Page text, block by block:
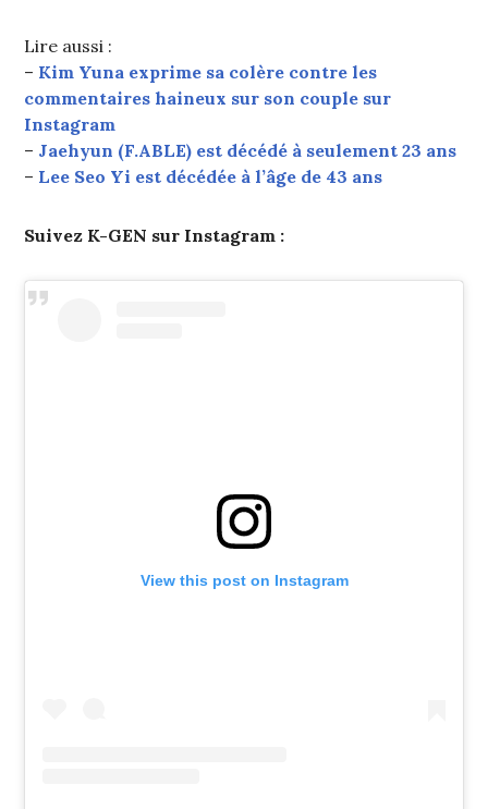
Lire aussi :
– Kim Yuna exprime sa colère contre les
commentaires haineux sur son couple sur
Instagram
– Jaehyun (F.ABLE) est décédé à seulement 23 ans
– Lee Seo Yi est décédée à l’âge de 43 ans
Suivez K-GEN sur Instagram :
View this post on Instagram